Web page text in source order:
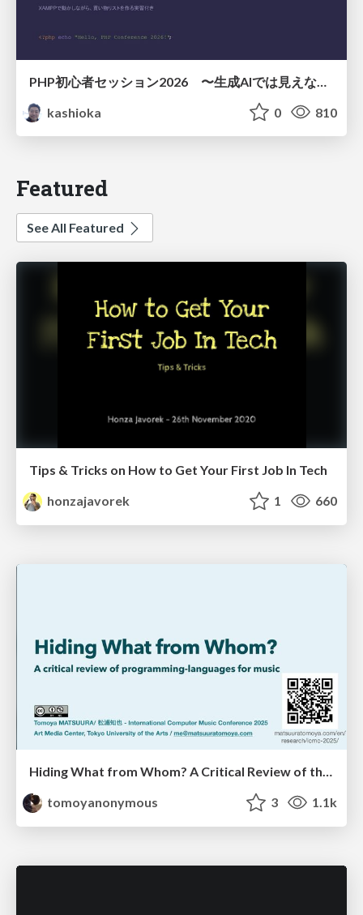
kashioka
0 810
Featured
See All Featured
Tips & Tricks on How to Get Your First Job In Tech
honzajavorek
1 660
Hiding What from Whom? A Critical Review of the History of Programming languages for Music
tomoyanonymous
3 1.1k